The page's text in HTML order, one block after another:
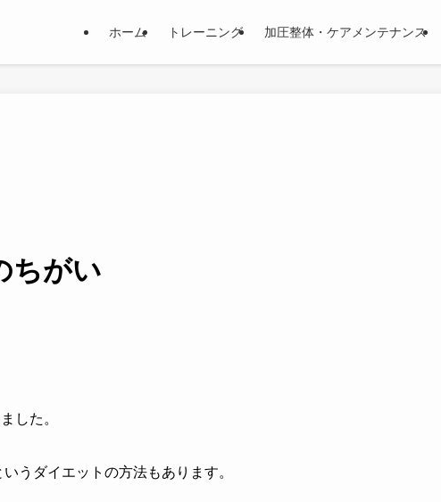
ホーム トレーニング 加圧整体・ケアメンテナンス
ちがい
した。
うダイエットの方法もあります。